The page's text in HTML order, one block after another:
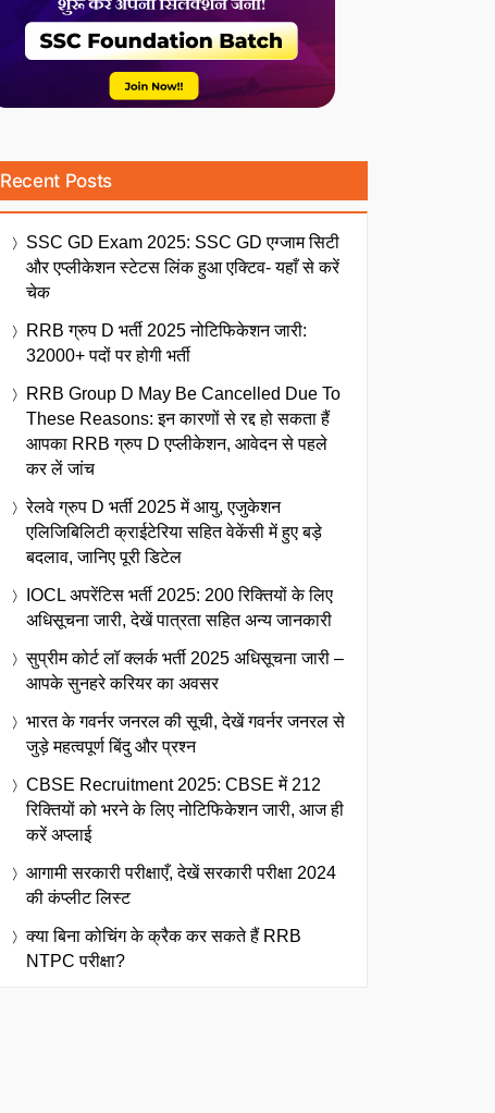
Recent Posts
SSC GD Exam 2025: SSC GD एग्जाम सिटी
और एप्लीकेशन स्टेटस लिंक हुआ एक्टिव- यहाँ से करें
चेक
RRB ग्रुप D भर्ती 2025 नोटिफिकेशन जारी:
32000+ पदों पर होगी भर्ती
RRB Group D May Be Cancelled Due To
These Reasons: इन कारणों से रद्द हो सकता हैं
आपका RRB ग्रुप D एप्लीकेशन, आवेदन से पहले
कर लें जांच
रेलवे ग्रुप D भर्ती 2025 में आयु, एजुकेशन
एलिजिबिलिटी क्राईटेरिया सहित वेकेंसी में हुए बड़े
बदलाव, जानिए पूरी डिटेल
IOCL अपरेंटिस भर्ती 2025: 200 रिक्तियों के लिए
अधिसूचना जारी, देखें पात्रता सहित अन्य जानकारी
सुप्रीम कोर्ट लॉ क्लर्क भर्ती 2025 अधिसूचना जारी –
आपके सुनहरे करियर का अवसर
भारत के गवर्नर जनरल की सूची, देखें गवर्नर जनरल से
जुड़े महत्वपूर्ण बिंदु और प्रश्न
CBSE Recruitment 2025: CBSE में 212
रिक्तियों को भरने के लिए नोटिफिकेशन जारी, आज ही
करें अप्लाई
आगामी सरकारी परीक्षाएँ, देखें सरकारी परीक्षा 2024
की कंप्लीट लिस्ट
क्या बिना कोचिंग के क्रैक कर सकते हैं RRB
NTPC परीक्षा?